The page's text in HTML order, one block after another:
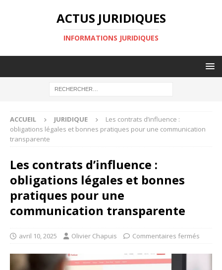
ACTUS JURIDIQUES
INFORMATIONS JURIDIQUES
ACCUEIL JURIDIQUE
Les contrats d’influence :
obligations légales et bonnes pratiques pour une communication
transparente
Les contrats d’influence :
obligations légales et bonnes
pratiques pour une
communication transparente
avril 10, 2025 Olivier Chapuis Commentaires fermés